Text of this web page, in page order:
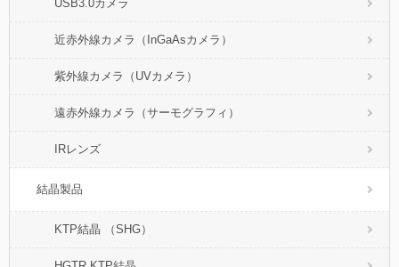
USB3.0カメラ
近赤外線カメラ（InGaAsカメラ）
紫外線カメラ（UVカメラ）
遠赤外線カメラ（サーモグラフィ）
IRレンズ
結晶製品
KTP結晶 （SHG）